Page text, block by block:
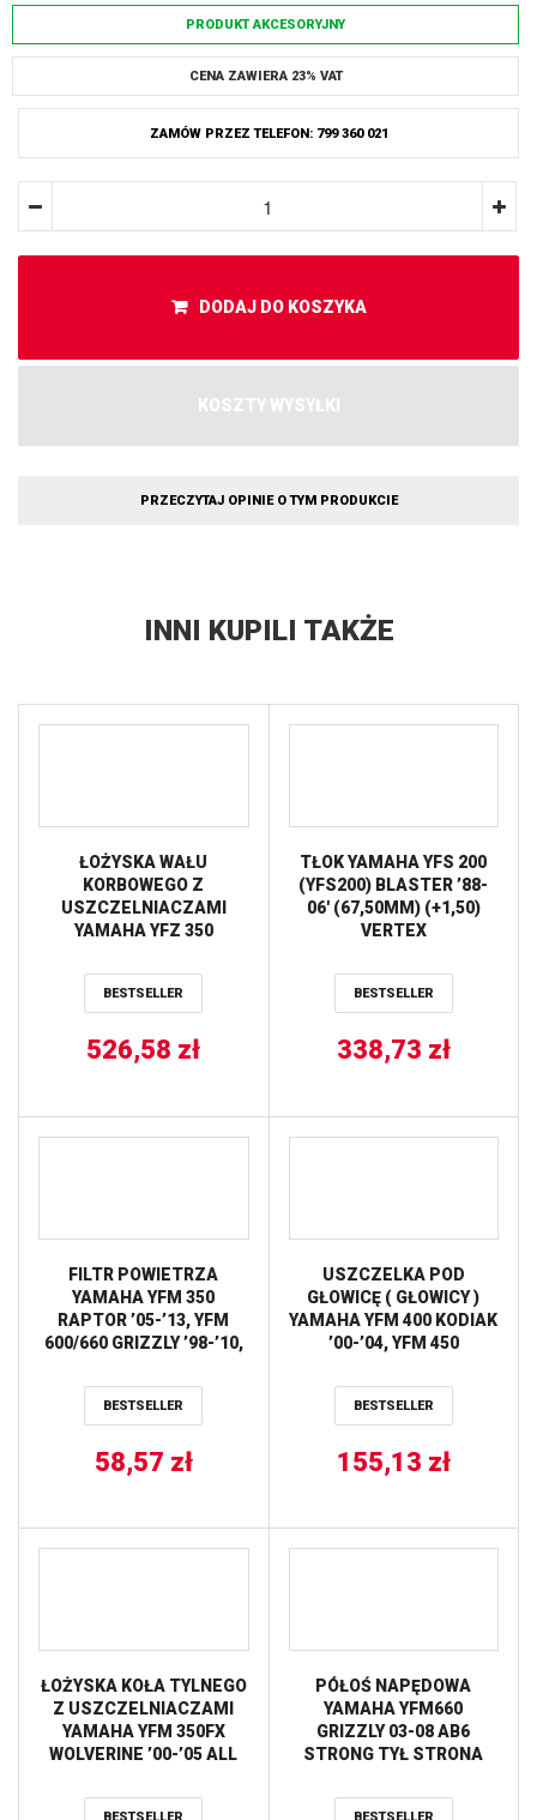
PRODUKT AKCESORYJNY
CENA ZAWIERA 23% VAT
ZAMÓW PRZEZ TELEFON: 799 360 021
DODAJ DO KOSZYKA
KOSZTY WYSYŁKI
PRZECZYTAJ OPINIE O TYM PRODUKCIE
INNI KUPILI TAKŻE
ŁOŻYSKA WAŁU
KORBOWEGO Z
USZCZELNIACZAMI
YAMAHA YFZ 350
BESTSELLER
526,58 zł
TŁOK YAMAHA YFS 200
(YFS200) BLASTER ’88-
06′ (67,50MM) (+1,50)
VERTEX
BESTSELLER
338,73 zł
FILTR POWIETRZA
YAMAHA YFM 350
RAPTOR ’05-’13, YFM
600/660 GRIZZLY ’98-’10,
WOLVERINE/WARRIOR
ATHENA
BESTSELLER
58,57 zł
USZCZELKA POD
GŁOWICĘ ( GŁOWICY )
YAMAHA YFM 400 KODIAK
’00-’04, YFM 450
YFM 450 GRIZZLY ’07-’14,
YXR 450 RHINO ’07-’18
ATHENA
BESTSELLER
155,13 zł
ŁOŻYSKA KOŁA TYLNEGO
Z USZCZELNIACZAMI
YAMAHA YFM 350FX
WOLVERINE ’00-’05 ALL
PÓŁOŚ NAPĘDOWA
YAMAHA YFM660
GRIZZLY 03-08 AB6
STRONG TYŁ STRONA